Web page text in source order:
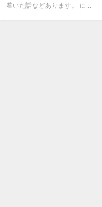
着いた話などあります。 に...